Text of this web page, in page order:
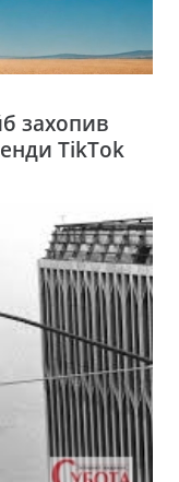
захопив
TikTok